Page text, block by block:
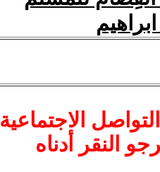
الاجتماعية
النقر أدناه